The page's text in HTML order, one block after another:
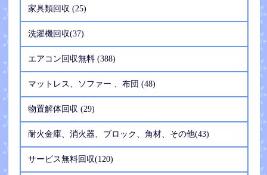
家具類回収 (25)
洗濯機回収(37)
エアコン回収無料 (388)
マットレス、ソファー 、布団 (48)
物置解体回収 (29)
耐火金庫、消火器、ブロック、角材、その他(43)
サービス無料回収(120)